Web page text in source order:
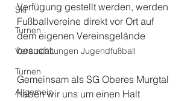
Ski
Turnen
Veranstaltungen Jugendfußball
Turnen
Allgemein
Verfügung gestellt werden, werden
Fußballvereine direkt vor Ort auf
dem eigenen Vereinsgelände
besucht.
Gemeinsam als SG Oberes Murgtal
haben wir uns um einen Halt